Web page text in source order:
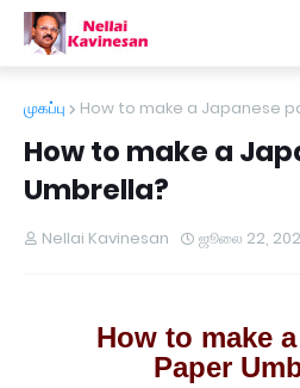
முகப்பு How to make a Japanese
How to make a
Umbrella?
Nellai Kavinesan ஜூலை 22,
How to make a
Paper